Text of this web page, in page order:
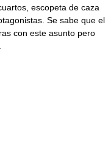
escopeta de caza
Se sabe que el
con este asunto pero